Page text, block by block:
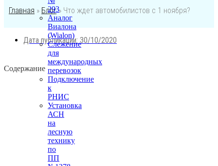
293
Аналог
Виалона
(Wialon)
Слежение
для
международных
перевозок
Подключение
к
РНИС
Установка
АСН
на
лесную
технику
по
ПП
Главная » Блог» Что ждет автомобилистов с 1 ноября?
Дата публикации: 30/10/2020
Содержание